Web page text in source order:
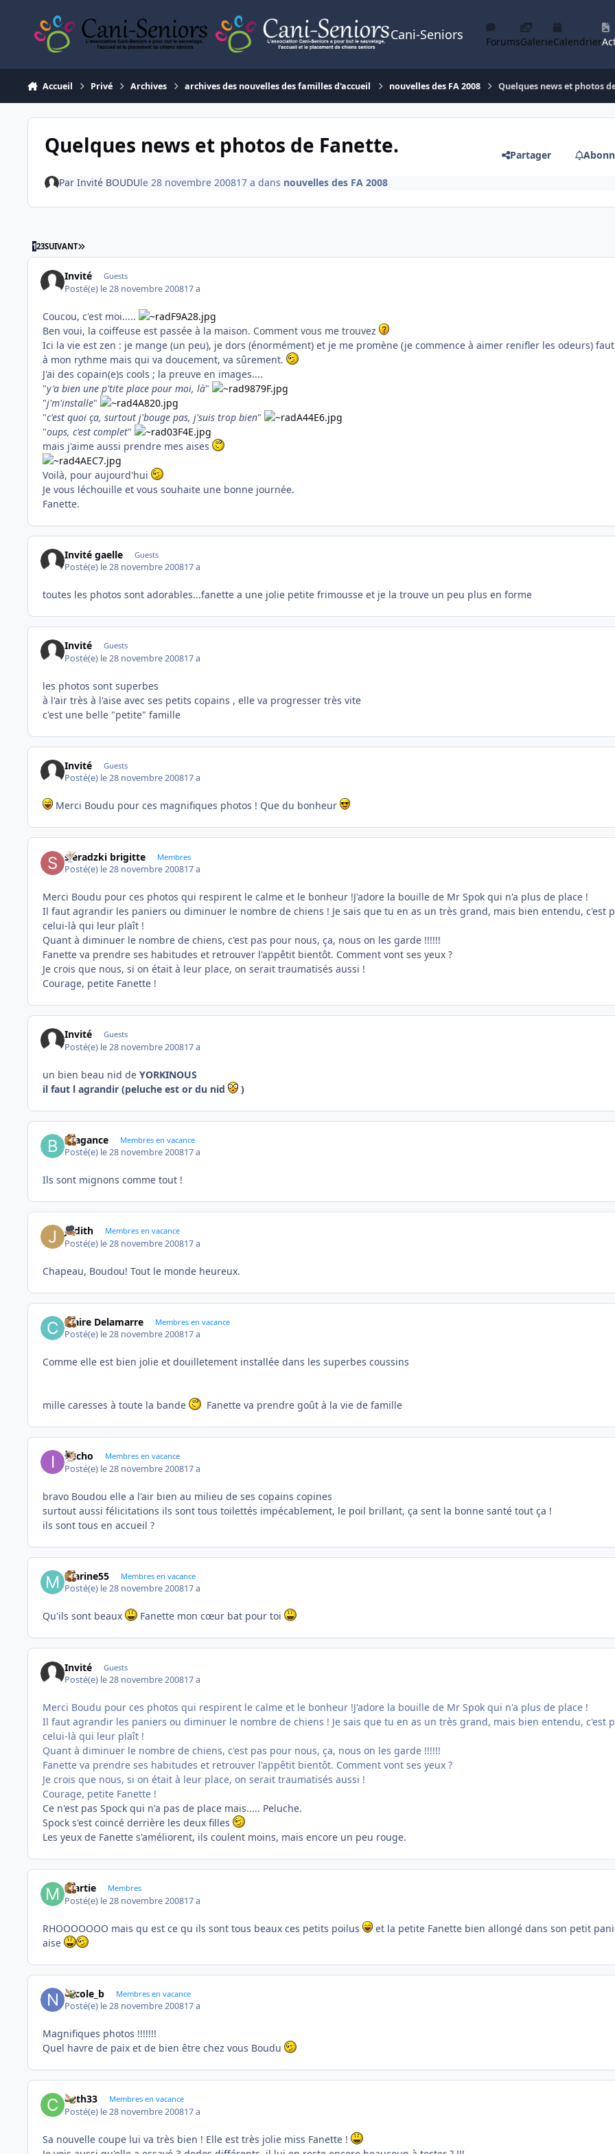
Cani-Seniors ForumsGalerieCalendrier
Accueil Privé Archives archives des nouvelles des familles d'accueil nouvelles des FA 2008 Quelques news et photos
Quelques news et photos de Fanette. Partager
Par Invité BOUDUle 28 novembre 200817 a dans nouvelles des FA 2008
123SUIVANT DERNIÈRE PAGE
Invité Guests
Posté(e) le 28 novembre 200817 a
Coucou, c'est moi.....
Ben voui, la coiffeuse est passée à la maison. Comment vous me trouvez
Ici la vie est zen : je mange (un peu), je dors (énormément) et je me promène (je commence à aimer renifler les odeurs)
à mon rythme mais qui va doucement, va sûrement.
J'ai des copain(e)s cools ; la preuve en images....
"y'a bien une p'tite place pour moi, là"
"j'm'installe"
"c'est quoi ça, surtout j'bouge pas, j'suis trop bien"
"oups, c'est complet"
mais j'aime aussi prendre mes aises
Voilà, pour aujourd'hui
Je vous léchouille et vous souhaite une bonne journée.
Fanette.
Invité gaelle Guests
Posté(e) le 28 novembre 200817 a
toutes les photos sont adorables...fanette a une jolie petite frimousse et je la trouve un peu plus en forme
Invité Guests
Posté(e) le 28 novembre 200817 a
les photos sont superbes
à l'air très à l'aise avec ses petits copains , elle va progresser très vite
c'est une belle "petite" famille
Invité Guests
Posté(e) le 28 novembre 200817 a
Merci Boudu pour ces magnifiques photos ! Que du bonheur
sieradzki brigitte Membres
Posté(e) le 28 novembre 200817 a
Merci Boudu pour ces photos qui respirent le calme et le bonheur !J'adore la bouille de Mr Spok qui n'a plus de place !
Il faut agrandir les paniers ou diminuer le nombre de chiens ! Je sais que tu en as un très grand, mais bien entendu, c'est
celui-là qui leur plaît !
Quant à diminuer le nombre de chiens, c'est pas pour nous, ça, nous on les garde !!!!!!
Fanette va prendre ses habitudes et retrouver l'appêtit bientôt. Comment vont ses yeux ?
Je crois que nous, si on était à leur place, on serait traumatisés aussi !
Courage, petite Fanette !
Invité Guests
Posté(e) le 28 novembre 200817 a
un bien beau nid de YORKINOUS
il faut l agrandir (peluche est or du nid
)
Bragance Membres en vacance
Posté(e) le 28 novembre 200817 a
Ils sont mignons comme tout !
Judith Membres en vacance
Posté(e) le 28 novembre 200817 a
Chapeau, Boudou! Tout le monde heureux.
Claire Delamarre Membres en vacance
Posté(e) le 28 novembre 200817 a
Comme elle est bien jolie et douilletement installée dans les superbes coussins
mille caresses à toute la bande Fanette va prendre goût à la vie de famille
ifecho Membres en vacance
Posté(e) le 28 novembre 200817 a
bravo Boudou elle a l'air bien au milieu de ses copains copines
surtout aussi félicitations ils sont tous toilettés impécablement, le poil brillant, ça sent la bonne santé tout ça !
ils sont tous en accueil ?
marine55 Membres en vacance
Posté(e) le 28 novembre 200817 a
Qu'ils sont beaux Fanette mon cœur bat pour toi
Invité Guests
Posté(e) le 28 novembre 200817 a
Merci Boudu pour ces photos qui respirent le calme et le bonheur !J'adore la bouille de Mr Spok qui n'a plus de place !
Il faut agrandir les paniers ou diminuer le nombre de chiens ! Je sais que tu en as un très grand, mais bien entendu, c'est
celui-là qui leur plaît !
Quant à diminuer le nombre de chiens, c'est pas pour nous, ça, nous on les garde !!!!!!
Fanette va prendre ses habitudes et retrouver l'appêtit bientôt. Comment vont ses yeux ?
Je crois que nous, si on était à leur place, on serait traumatisés aussi !
Courage, petite Fanette !
Ce n'est pas Spock qui n'a pas de place mais..... Peluche.
Spock s'est coincé derrière les deux filles
Les yeux de Fanette s'améliorent, ils coulent moins, mais encore un peu rouge.
martie Membres
Posté(e) le 28 novembre 200817 a
RHOOOOOOO mais qu est ce qu ils sont tous beaux ces petits poilus
et la petite Fanette bien allongé dans son petit
aise
Nicole_b Membres en vacance
Posté(e) le 28 novembre 200817 a
Magnifiques photos !!!!!!!
Quel havre de paix et de bien être chez vous Boudu
Cath33 Membres en vacance
Posté(e) le 28 novembre 200817 a
Sa nouvelle coupe lui va très bien ! Elle est très jolie miss Fanette !